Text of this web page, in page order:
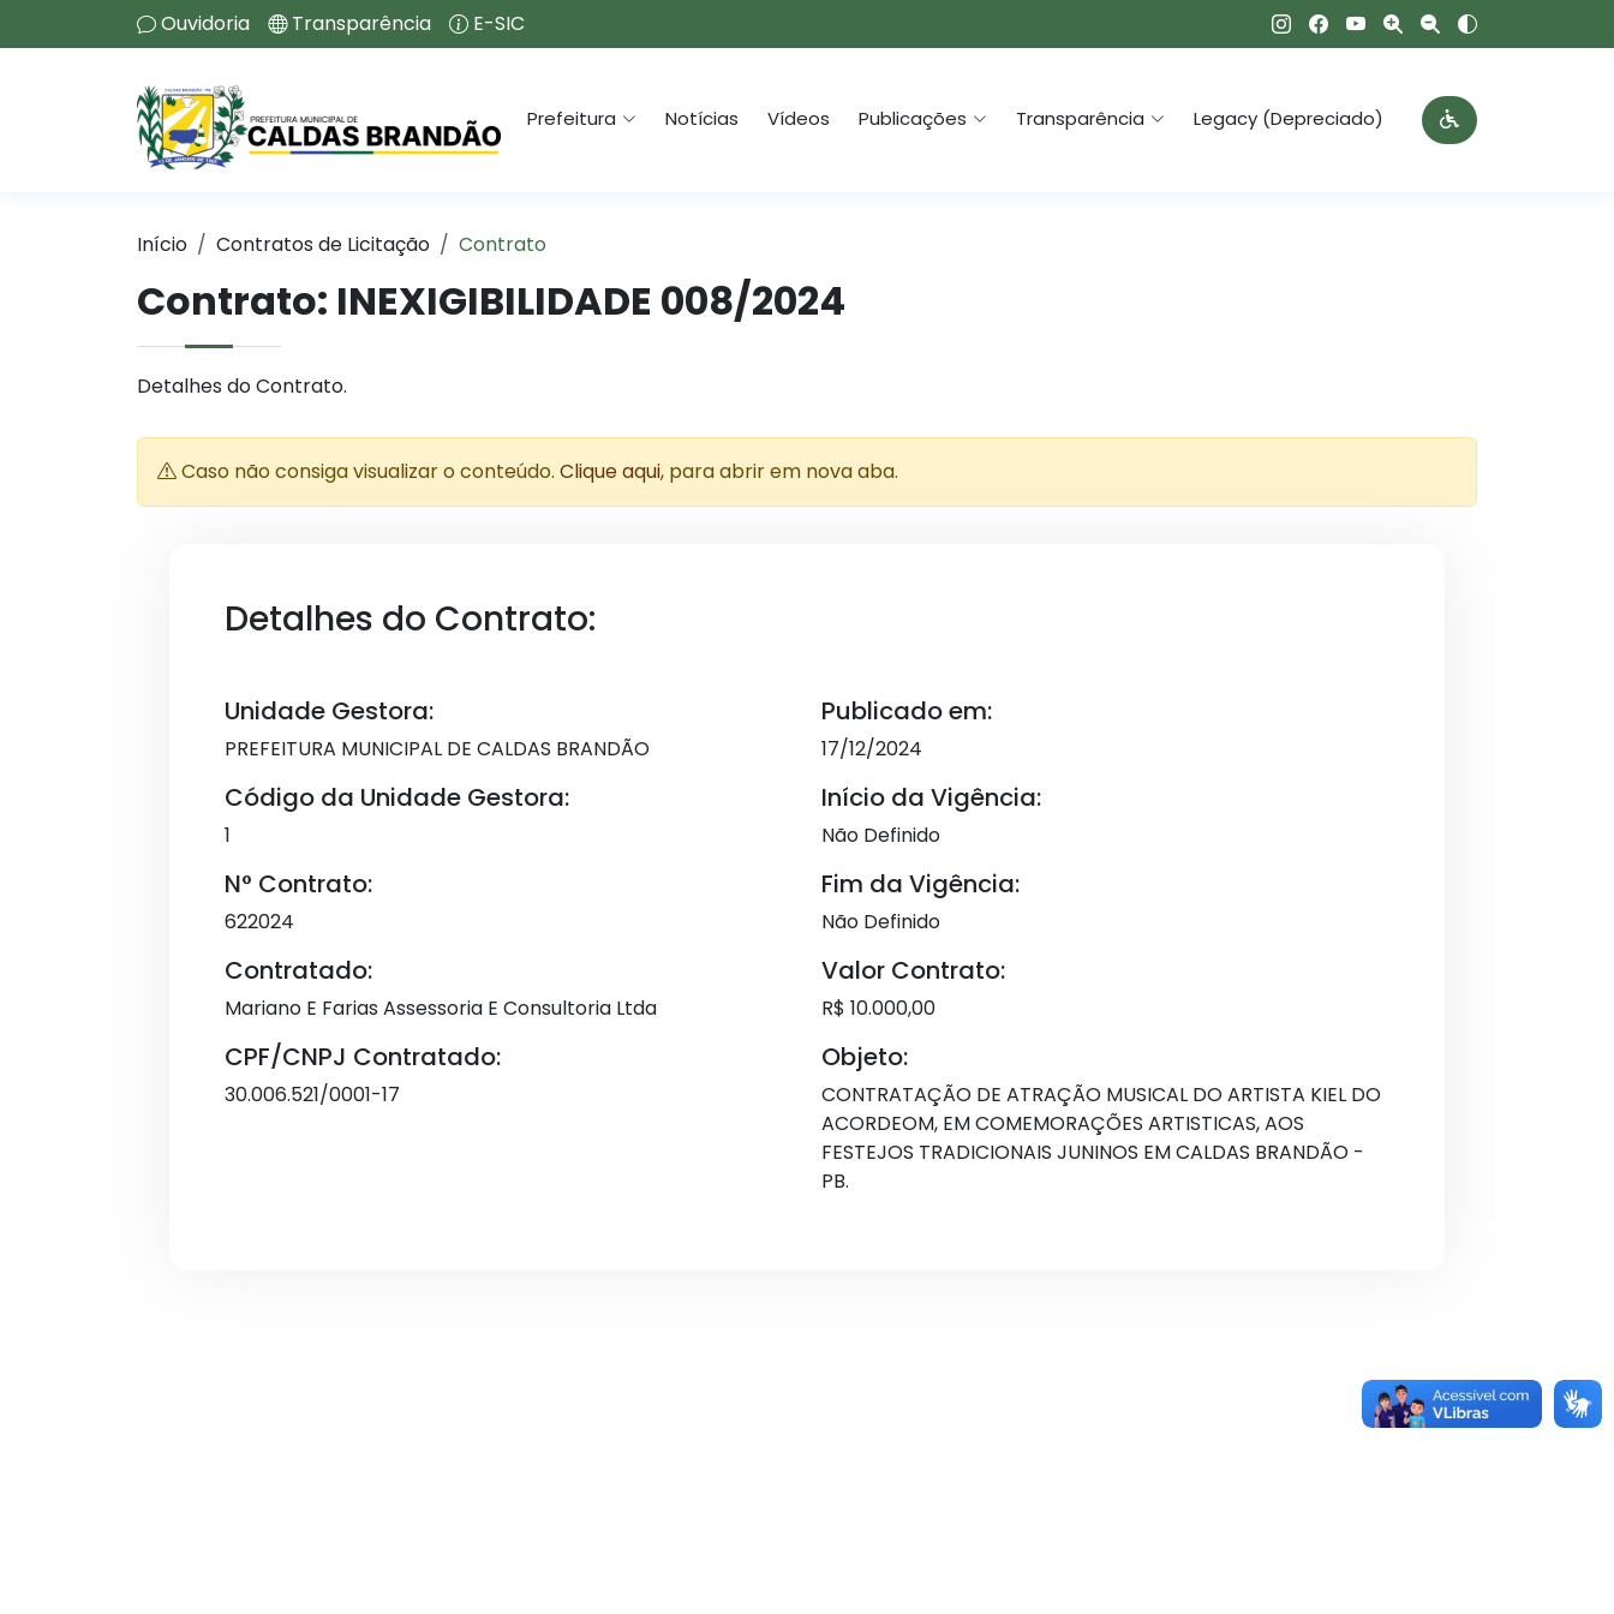
Ouvidoria Transparência E-SIC
Prefeitura Notícias Vídeos Publicações Transparência Legacy (Depreciado)
Início Contratos de Licitação Contrato
Contrato: INEXIGIBILIDADE 008/2024
Detalhes do Contrato.
Caso não consiga visualizar o conteúdo. Clique aqui, para abrir em nova aba.
Detalhes do Contrato:
Unidade Gestora:
PREFEITURA MUNICIPAL DE CALDAS BRANDÃO
Código da Unidade Gestora:
1
N° Contrato:
622024
Contratado:
Mariano E Farias Assessoria E Consultoria Ltda
CPF/CNPJ Contratado:
30.006.521/0001-17
Publicado em:
17/12/2024
Início da Vigência:
Não Definido
Fim da Vigência:
Não Definido
Valor Contrato:
R$ 10.000,00
Objeto:
CONTRATAÇÃO DE ATRAÇÃO MUSICAL DO ARTISTA KIEL DO
ACORDEOM, EM COMEMORAÇÕES ARTISTICAS, AOS
FESTEJOS TRADICIONAIS JUNINOS EM CALDAS BRANDÃO -
PB.